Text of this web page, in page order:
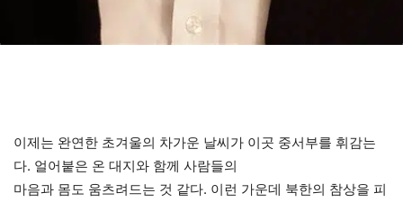
이제는 완연한 초겨울의 차가운 날씨가 이곳 중서부를 휘감는
다. 얼어붙은 온 대지와 함께 사람들의
마음과 몸도 움츠려드는 것 같다. 이런 가운데 북한의 참상을 피